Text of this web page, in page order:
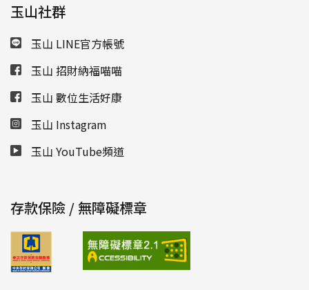
玉山社群
玉山 LINE官方帳號
玉山 招財納福喵喵
玉山 數位生活好康
玉山 Instagram
玉山 YouTube頻道
存款保險 / 無障礙標章